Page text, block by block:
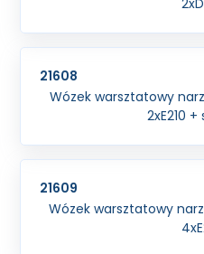
21608
Wózek warsztatowy
2xE210
21609
Wózek warsztatowy